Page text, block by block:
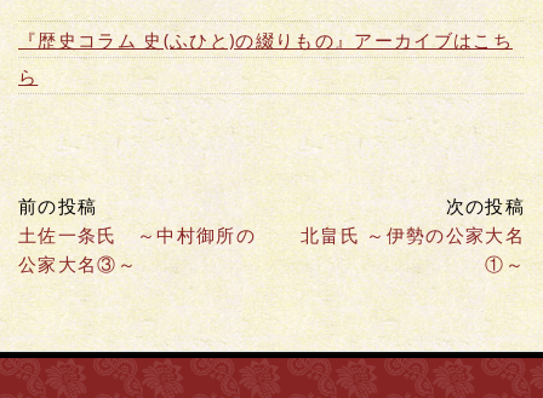
『歴史コラム 史(ふひと)の綴りもの』アーカイブはこち
ら
前の投稿
土佐一条氏 ～中村御所の
公家大名③～
次の投稿
北畠氏 ～伊勢の公家大名
①～